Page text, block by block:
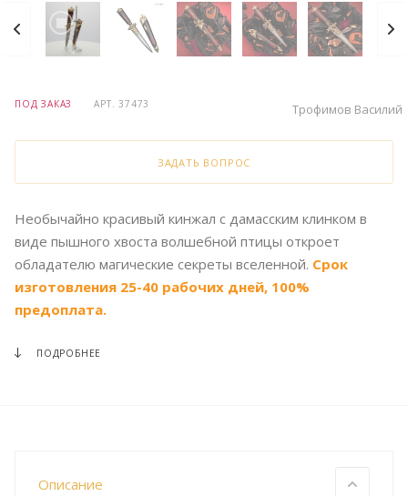
ПОД ЗАКАЗ АРТ.37473 Трофимов Василий
ЗАДАТЬ ВОПРОС
Необычайно красивый кинжал с дамасским клинком в
виде пышного хвоста волшебной птицы откроет
обладателю магические секреты вселенной. Срок
изготовления 25-40 рабочих дней, 100%
предоплата.
ПОДРОБНЕЕ
Описание